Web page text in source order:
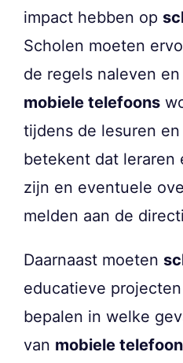
impact hebben op
Scholen moeten
de regels naleven
mobiele telefoons
tijdens de lesuren
betekent dat leraren
zijn en eventuele
melden aan de
Daarnaast moeten
educatieve
bepalen in welke
van mobiele